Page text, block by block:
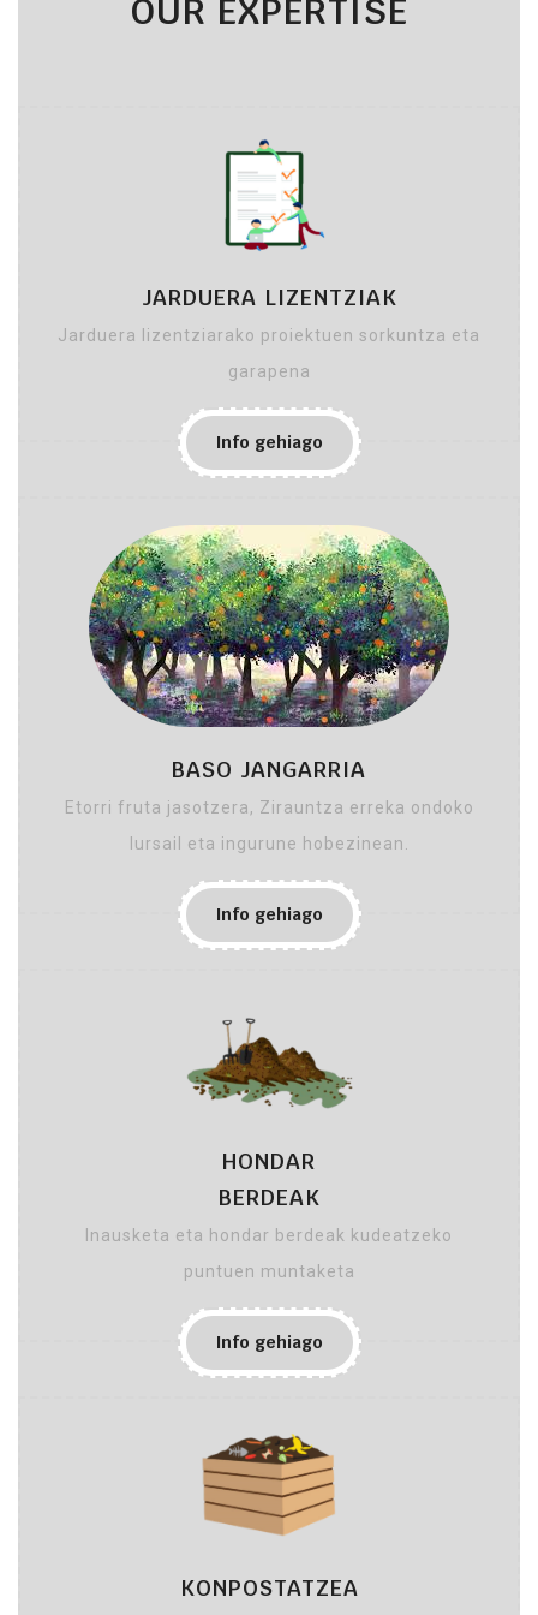
OUR EXPERTISE
JARDUERA LIZENTZIAK
Jarduera lizentziarako proiektuen sorkuntza eta
garapena
Info gehiago
BASO JANGARRIA
Etorri fruta jasotzera, Zirauntza erreka ondoko
lursail eta ingurune hobezinean.
Info gehiago
HONDAR
BERDEAK
Inausketa eta hondar berdeak kudeatzeko
puntuen muntaketa
Info gehiago
KONPOSTATZEA